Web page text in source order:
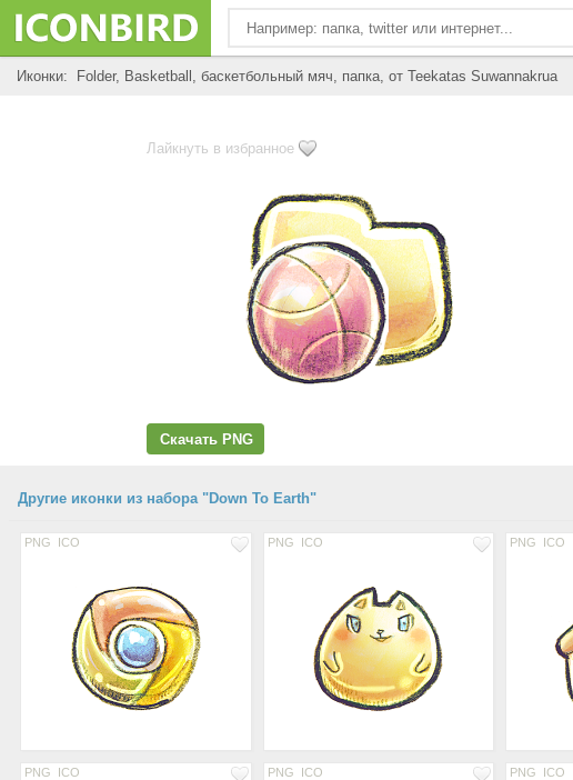
Иконки: Folder, Basketball, баскетбольный мяч, папка, от Teekatas Suwannakrua
Лайкнуть в избранное
Скачать PNG
Другие иконки из набора "Down To Earth"
PNG ICO PNG ICO PNG ICO
PNG ICO PNG ICO PNG ICO